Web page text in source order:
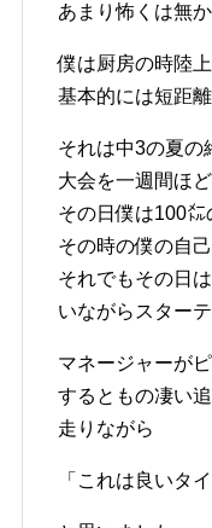
あまり怖くは無
僕は厨房の時陸上
基本的には短距
それは中3の夏の
大会を一週間ほ
その日僕は100㍍
その時の僕の自
それでもその日
いながらスター
マネージャーが
するともの凄い
走りながら
「これは良いタ